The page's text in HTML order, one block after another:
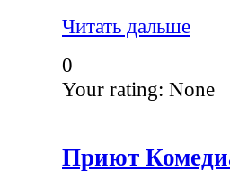
Читать дальше
0
Your rating: None
Приют